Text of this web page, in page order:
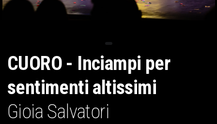
CUORO - Inciampi per
sentimenti altissimi
Gioia Salvatori